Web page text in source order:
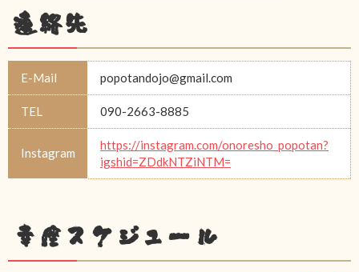
連絡先
E-Mail popotandojo@gmail.com
TEL 090-2663-8885
Instagram
https://instagram.com/onoresho_popotan?
igshid=ZDdkNTZiNTM=
幸座スケジュール